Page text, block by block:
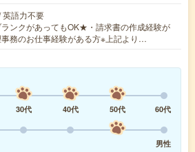
英語力不要
ンクがあってもOK★・請求書の作成経験が
務のお仕事経験がある方※上記より…
30代 40代 50代
60代
男性